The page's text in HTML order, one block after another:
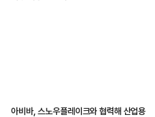
아비바, 스노우플레이크와 협력해 산업용